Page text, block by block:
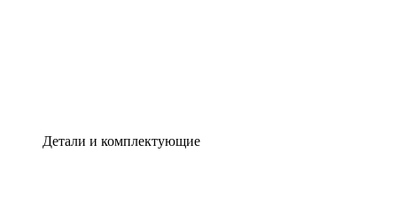
Детали и комплектующие